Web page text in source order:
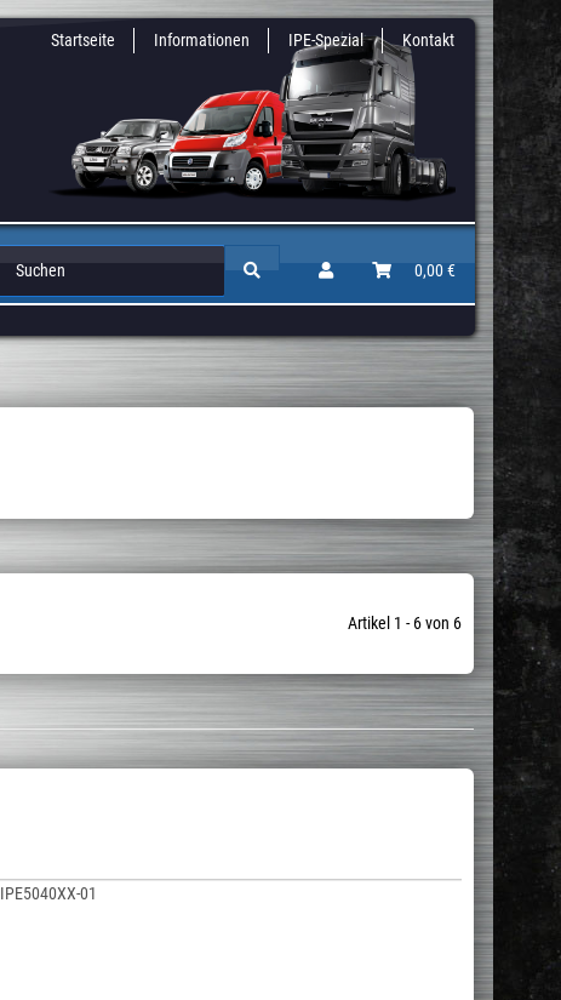
Startseite Informationen IPE-Spezial
Kontakt
0,00 €
Zusatz & Niveaufedern Auflastungen / Gutachten
Artikel 1 - 6 von 6
IPE5040XX-01